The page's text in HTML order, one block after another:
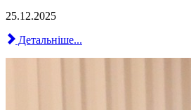
25.12.2025
Детальніше...